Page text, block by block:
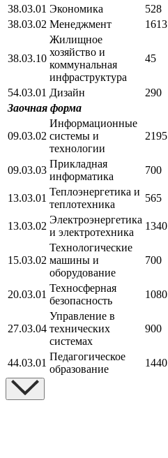
38.03.01 Экономика 528
38.03.02 Менеджмент 1613
38.03.10
Жилищное
хозяйство и
коммунальная
инфраструктура
45
54.03.01 Дизайн 290
Заочная форма
09.03.02
Информационные
системы и
технологии
2195
09.03.03
Прикладная
информатика
700
13.03.01
Теплоэнергетика и
теплотехника
565
13.03.02
Электроэнергетика
и электротехника
1340
15.03.02
Технологические
машины и
оборудование
700
20.03.01
Техносферная
безопасность
1080
27.03.04
Управление в
технических
системах
900
44.03.01
Педагогическое
образование
1440